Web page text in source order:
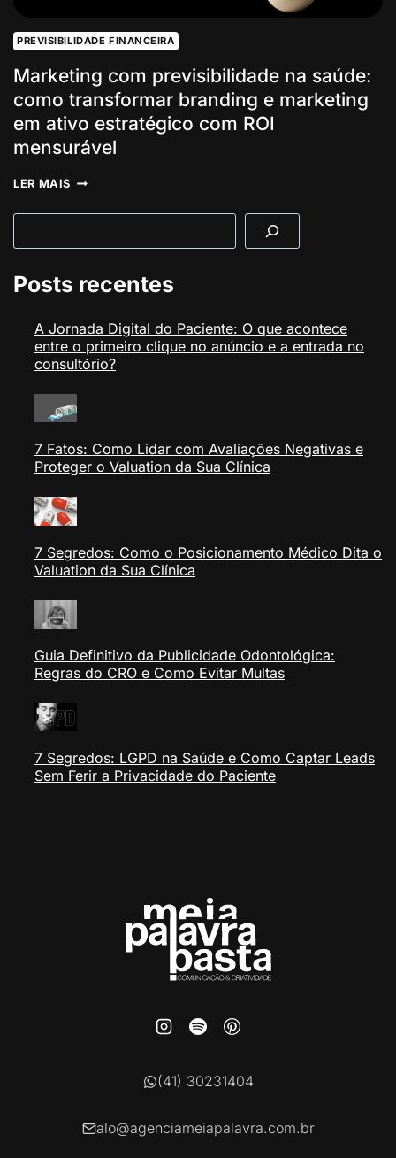
PREVISIBILIDADE FINANCEIRA
Marketing com previsibilidade na saúde:
como transformar branding e marketing
em ativo estratégico com ROI
mensurável
LER MAIS MARKETING
PREVISIBILIDADE
BRANDING
EM
ATIVO
ESTRATÉGICO
ROI
MENSURÁVEL
Pesquisar
Posts recentes
A Jornada Digital do Paciente: O que acontece
entre o primeiro clique no anúncio e a entrada no
consultório?
7 Fatos: Como Lidar com Avaliações Negativas e
Proteger o Valuation da Sua Clínica
7 Segredos: Como o Posicionamento Médico Dita o
Valuation da Sua Clínica
Guia Definitivo da Publicidade Odontológica:
Regras do CRO e Como Evitar Multas
7 Segredos: LGPD na Saúde e Como Captar Leads
Sem Ferir a Privacidade do Paciente
(41) 30231404
alo@agenciameiapalavra.com.br